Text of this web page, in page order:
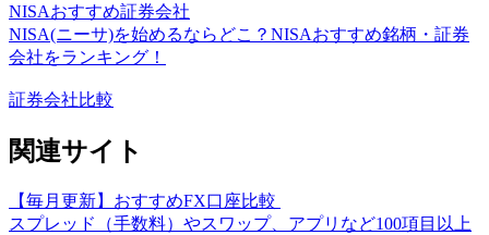
NISAおすすめ証券会社
NISA(ニーサ)を始めるならどこ？NISAおすすめ銘柄・証券
会社をランキング！
証券会社比較
関連サイト
【毎月更新】おすすめFX口座比較
スプレッド（手数料）やスワップ、アプリなど100項目以上